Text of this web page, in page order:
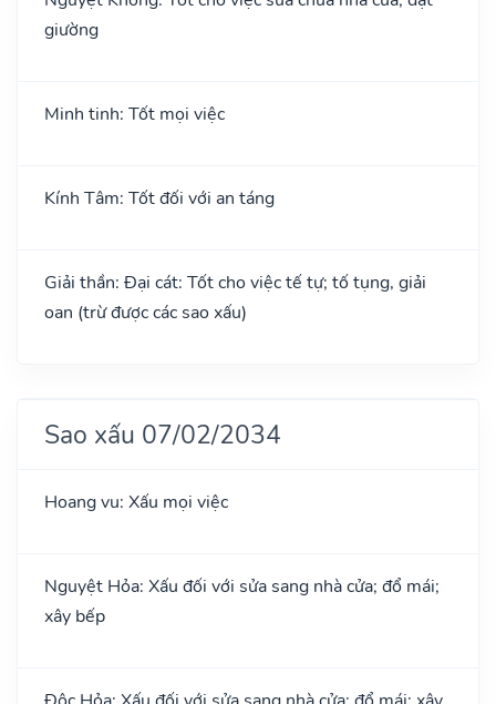
giường
Minh tinh: Tốt mọi việc
Kính Tâm: Tốt đối với an táng
Giải thần: Đại cát: Tốt cho việc tế tự; tố tụng, giải
oan (trừ được các sao xấu)
Sao xấu 07/02/2034
Hoang vu: Xấu mọi việc
Nguyệt Hỏa: Xấu đối với sửa sang nhà cửa; đổ mái;
xây bếp